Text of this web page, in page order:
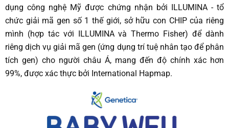
dụng công nghệ Mỹ được chứng nhận bởi ILLUMINA - tổ
chức giải mã gen số 1 thế giới, sở hữu con CHIP của riêng
mình (hợp tác với ILLUMINA và Thermo Fisher) để dành
riêng dịch vụ giải mã gen (ứng dụng trí tuệ nhân tạo để phân
tích gen) cho người châu Á, mang đến độ chính xác hơn
99%, được xác thực bởi International Hapmap.